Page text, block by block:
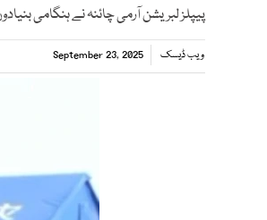
پیپلز لبریشن آرمی چائنہ نے ہنگامی
ویب ڈیسک September 23, 2025